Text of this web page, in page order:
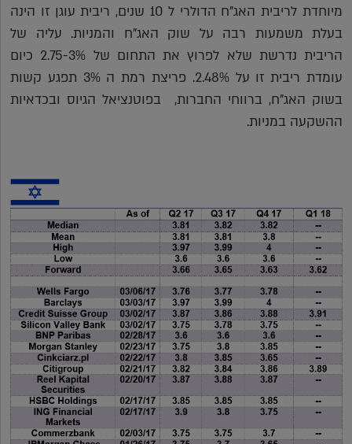
מיוחדת לריבית האג"ח הדולרי ל 10 שנים, ריבית עוגן זו הינה
בעלת משמעות רבה על שוק האג"ח והמניות. עליה של
הריבית נדרשת שלא לפרוץ את התחום של 2.75-3% כיום
עומדת ריבית זו על 2.48%. פריצת רמת ה 3% תפגע קשות
בשוק האג"ח, ברווחי החברות, בפוטנציאל הגיוס ובכדאיות
ההשקעה במניות.